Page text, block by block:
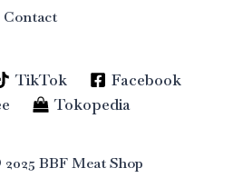
Contact
TikTok
Facebook
Tokopedia
BBF Meat Shop